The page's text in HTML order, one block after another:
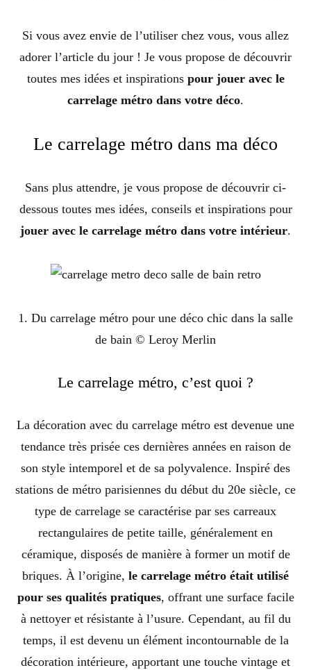
Si vous avez envie de l’utiliser chez vous, vous allez
adorer l’article du jour ! Je vous propose de découvrir
toutes mes idées et inspirations pour jouer avec le
carrelage métro dans votre déco.
Le carrelage métro dans ma déco
Sans plus attendre, je vous propose de découvrir ci-
dessous toutes mes idées, conseils et inspirations pour
jouer avec le carrelage métro dans votre intérieur.
1. Du carrelage métro pour une déco chic dans la salle
de bain © Leroy Merlin
Le carrelage métro, c’est quoi ?
La décoration avec du carrelage métro est devenue une
tendance très prisée ces dernières années en raison de
son style intemporel et de sa polyvalence. Inspiré des
stations de métro parisiennes du début du 20e siècle, ce
type de carrelage se caractérise par ses carreaux
rectangulaires de petite taille, généralement en
céramique, disposés de manière à former un motif de
briques. À l’origine, le carrelage métro était utilisé
pour ses qualités pratiques, offrant une surface facile
à nettoyer et résistante à l’usure. Cependant, au fil du
temps, il est devenu un élément incontournable de la
décoration intérieure, apportant une touche vintage et